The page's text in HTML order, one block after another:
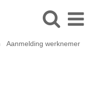
Aanmelding werknemer